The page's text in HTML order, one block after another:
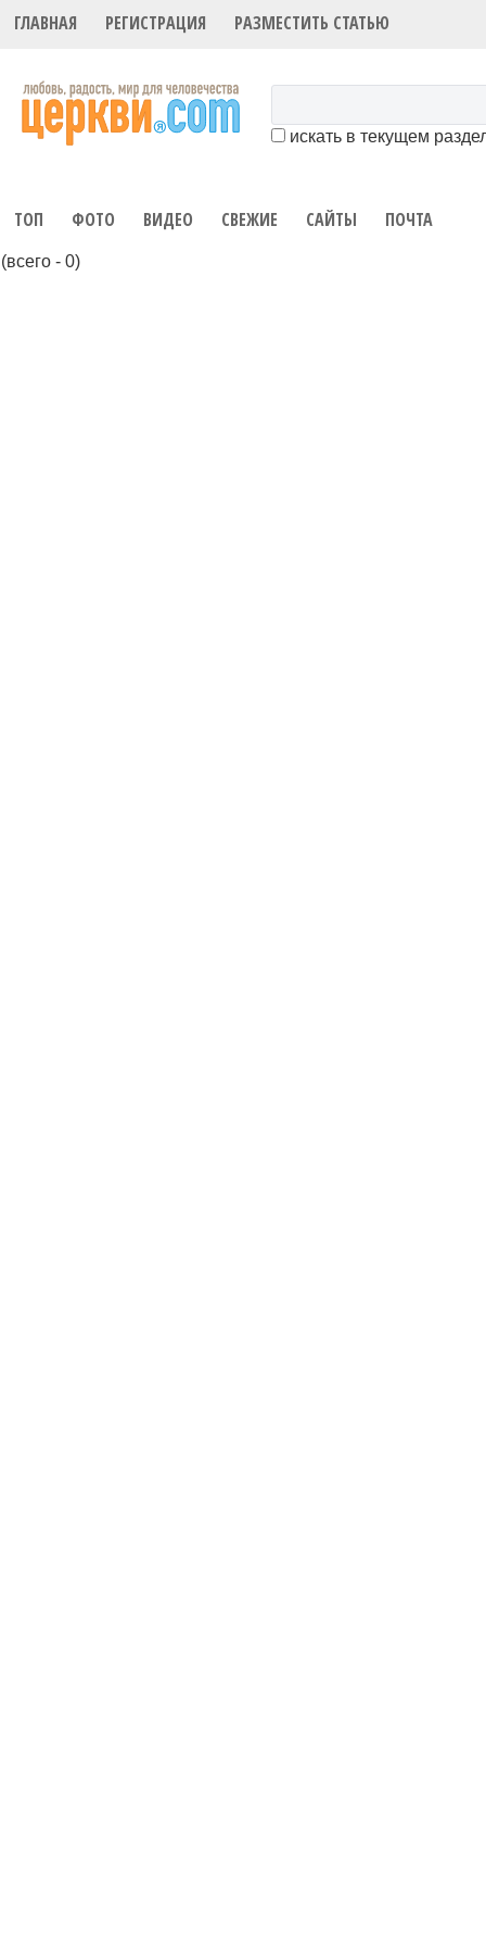
ГЛАВНАЯ РЕГИСТРАЦИЯ РАЗМЕСТИТЬ СТАТЬЮ
искать в текущем
ТОП ФОТО ВИДЕО СВЕЖИЕ САЙТЫ ПОЧТА
(всего - 0)